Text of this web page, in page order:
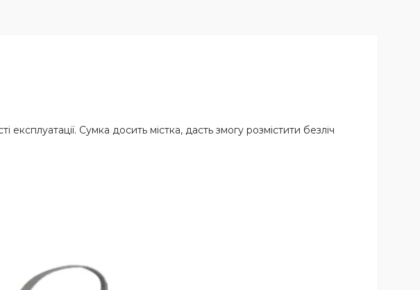
Сумка досить містка, дасть змогу розмістити безліч